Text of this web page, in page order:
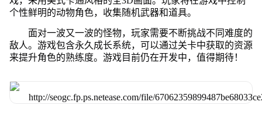
个性鲜明的动物角色，收集随机武器和道具。
面对一波又一波的怪物，玩家需要不断挑战不同难度的
敌人。游戏包含永久成长系统，可以通过关卡中获取的资源
来提升角色的熟练度。游戏目前仍在开发中，值得期待！